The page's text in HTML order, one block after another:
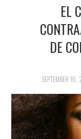
EL
DE
SEPTEMBER